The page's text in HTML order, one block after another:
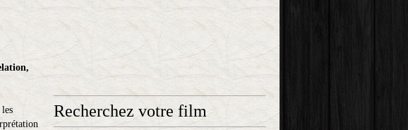
Recherchez votre film